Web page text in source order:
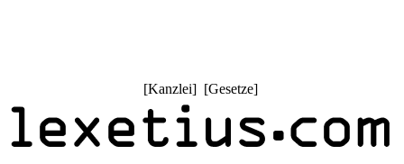
[Kanzlei] [Gesetze]